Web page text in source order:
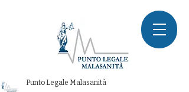
Punto Legale Malasanità